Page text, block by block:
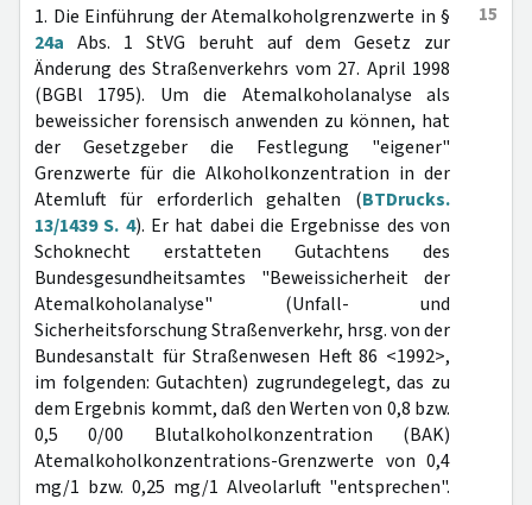
15
1. Die Einführung der Atemalkoholgrenzwerte in §
24a Abs. 1 StVG beruht auf dem Gesetz zur
Änderung des Straßenverkehrs vom 27. April 1998
(BGBl 1795). Um die Atemalkoholanalyse als
beweissicher forensisch anwenden zu können, hat
der Gesetzgeber die Festlegung "eigener"
Grenzwerte für die Alkoholkonzentration in der
Atemluft für erforderlich gehalten (BTDrucks.
13/1439 S. 4). Er hat dabei die Ergebnisse des von
Schoknecht erstatteten Gutachtens des
Bundesgesundheitsamtes "Beweissicherheit der
Atemalkoholanalyse" (Unfall- und
Sicherheitsforschung Straßenverkehr, hrsg. von der
Bundesanstalt für Straßenwesen Heft 86 <1992>,
im folgenden: Gutachten) zugrundegelegt, das zu
dem Ergebnis kommt, daß den Werten von 0,8 bzw.
0,5 0/00 Blutalkoholkonzentration (BAK)
Atemalkoholkonzentrations-Grenzwerte von 0,4
mg/1 bzw. 0,25 mg/1 Alveolarluft "entsprechen".